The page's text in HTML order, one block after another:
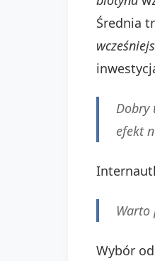
Średnia
Dobry
efekt
Warto
Wybór